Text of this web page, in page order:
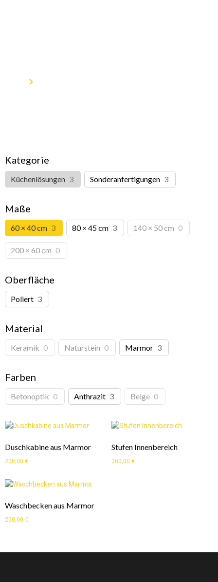
Kategorie
Küchenlösungen 3 Sonderanfertigungen 3
Maße
60 × 40 cm 3 80 × 45 cm 3 140 × 50 cm 0
200 × 60 cm 0
Oberfläche
Poliert 3
Material
Keramik 0 Naturstein 0 Marmor 3
Farben
Betonoptik 0 Anthrazit 3 Beige 0
Duschkabine aus Marmor
200,00 €
Stufen Innenbereich
200,00 €
Waschbecken aus Marmor
200,00 €